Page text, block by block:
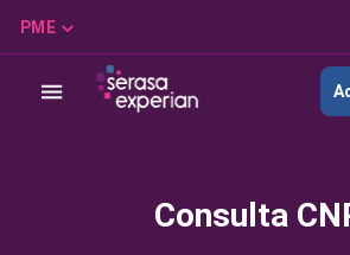
PME
Consulta